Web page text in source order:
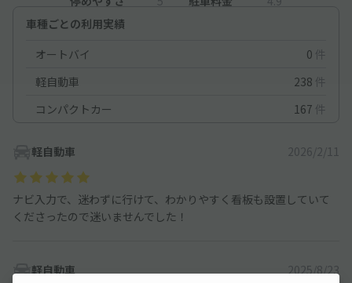
車種ごとの利用実績
オートバイ
0 件
軽自動車
238 件
コンパクトカー
167 件
軽自動車 2026/2/11
ナビ入力で、迷わずに行けて、わかりやすく看板も設置していて
くださったので迷いませんでした！
軽自動車 2025/8/23